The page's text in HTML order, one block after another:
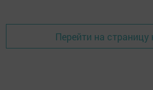
Перейти на страницу